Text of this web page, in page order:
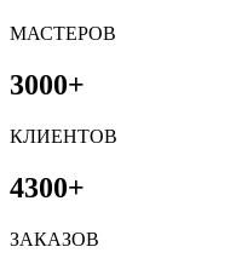
МАСТЕРОВ
3000+
КЛИЕНТОВ
4300+
ЗАКАЗОВ